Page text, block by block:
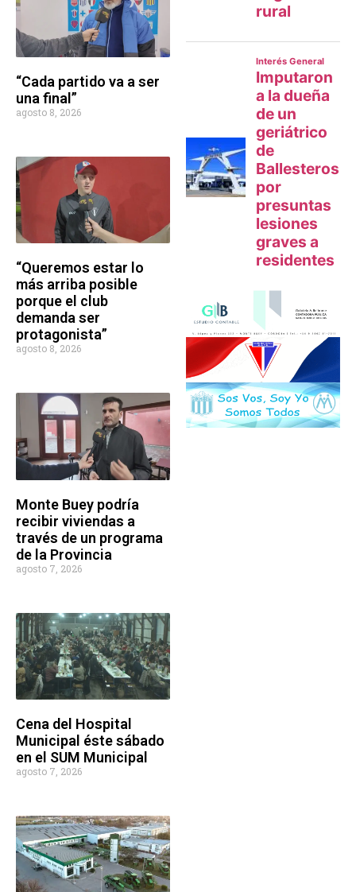
“Cada partido va a ser
una final”
agosto 8, 2026
“Queremos estar lo
más arriba posible
porque el club
demanda ser
protagonista”
agosto 8, 2026
Monte Buey podría
recibir viviendas a
través de un programa
de la Provincia
agosto 7, 2026
Cena del Hospital
Municipal éste sábado
en el SUM Municipal
agosto 7, 2026